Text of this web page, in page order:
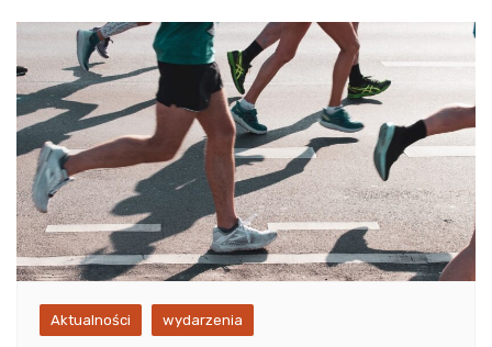
Aktualności wydarzenia